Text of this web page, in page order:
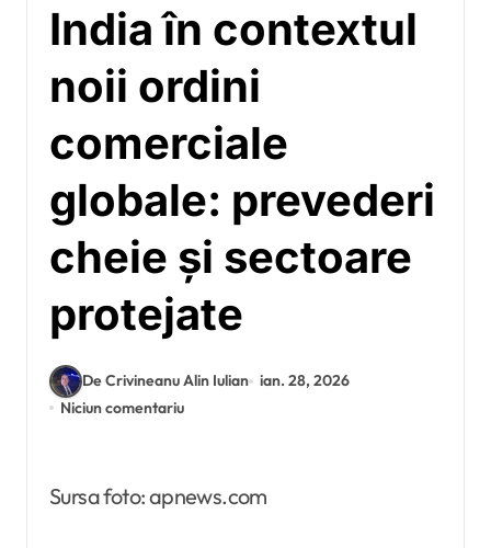
India în contextul
noii ordini
comerciale
globale: prevederi
cheie și sectoare
protejate
De Crivineanu Alin Iulian ian. 28, 2026
Niciun comentariu
Sursa foto: apnews.com